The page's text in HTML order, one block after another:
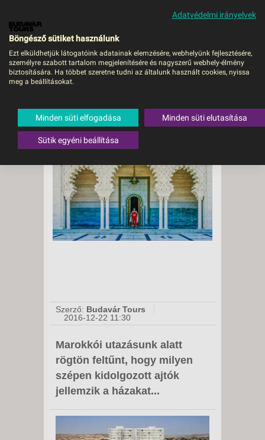
MENÜ
Színes ajtók
Marokkóból
Szerző: Budavár Tours
2016-12-22 11:30
Marokkói utazásunk alatt
rögtön feltűnt, hogy milyen
szépen kidolgozott ajtók
jellemzik a házakat...
Adatvédelmi irányelvek
Böngésző sütiket használunk
Ezt elküldhetjük látogatóink adatainak elemzésére, webhelyünk fejlesztésére,
személyre szabott tartalom megjelenítésére és nagyszerű webhely-élmény
biztosítására. Ha többet szeretne tudni az általunk használt cookies, nyissa
meg a beállításokat.
Minden süti elfogadása Minden süti elutasítása
Sütik egyéni beállítása